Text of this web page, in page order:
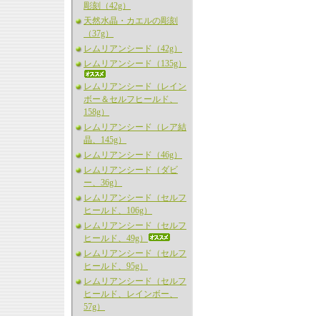
彫刻（42g）
天然水晶・カエルの彫刻
（37g）
レムリアンシード（42g）
レムリアンシード（135g）
レムリアンシード（レイン
ボー＆セルフヒールド、
158g）
レムリアンシード（レア結
晶、145g）
レムリアンシード（46g）
レムリアンシード（ダビ
ー、36g）
レムリアンシード（セルフ
ヒールド、106g）
レムリアンシード（セルフ
ヒールド、49g）
レムリアンシード（セルフ
ヒールド、95g）
レムリアンシード（セルフ
ヒールド、レインボー、
57g）